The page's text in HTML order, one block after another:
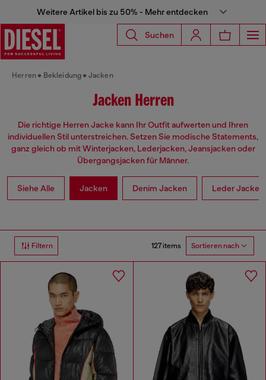
Weitere Artikel bis zu 50% - Mehr entdecken
Suchen
Herren Bekleidung Jacken
Jacken Herren
Die richtige Herren Jacke kann Ihr Outfit aufwerten und Ihren
individuellen Stil unterstreichen. Setzen Sie modische Statements,
ganz gleich ob mit Winterjacken, Lederjacken, Jeansjacken oder
Übergangsjacken für Männer.
Siehe Alle Jacken Denim Jacken Leder Jacken
Filtern 127 items Sortieren nach